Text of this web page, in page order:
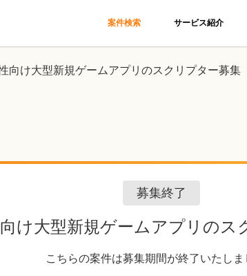
案件検索 サービス紹介
向け大型新規ゲームアプリのスクリプター募集
募集終了
け大型新規ゲームアプリのス
こちらの案件は募集期間が終了いたしま